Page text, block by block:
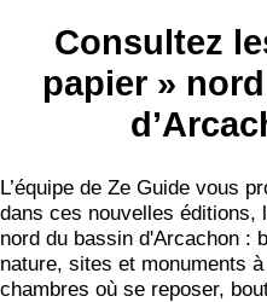
Consultez
papier »
L’équipe de Ze Guide vous
dans ces nouvelles éditions,
nord du bassin d'Arcachon :
nature, sites et monuments
chambres où se reposer,